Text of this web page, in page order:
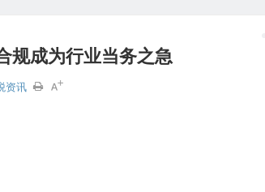
规成为行业当务之急
资讯